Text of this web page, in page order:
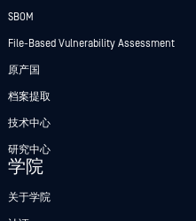
SBOM
File-Based Vulnerability Assessment
原产国
档案提取
技术中心
研究中心
学院
关于学院